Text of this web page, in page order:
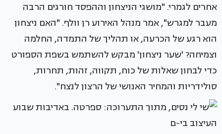
אחרים לגמרי. "מושגי הניצחון וההפסד חורגים הרבה
מעבר למגרש", אמר מנהל האירוע רן וולף. "האם ניצחון
הוא רגע של הכרעה, או תהליך של התמדה, החלמה
וצמיחה? 'שער ניצחון' מבקש להשתמש בשפת הספורט
כדי לבחון שאלות של כוח, תקווה, זהות, תחרות,
סולידריות והמחיר האנושי של הרצון לנצח".